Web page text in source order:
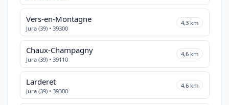
Vers-en-Montagne
Jura (39) • 39300
4,3 km
Chaux-Champagny
Jura (39) • 39110
4,6 km
Larderet
Jura (39) • 39300
4,6 km